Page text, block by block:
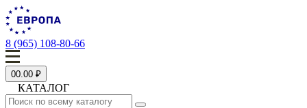
8 (965) 108-80-66
00.00 ₽
КАТАЛОГ